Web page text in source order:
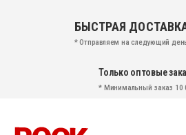
БЫСТРАЯ
* Отправляем на следующий
Только оптовые
* Минимальный заказ 10